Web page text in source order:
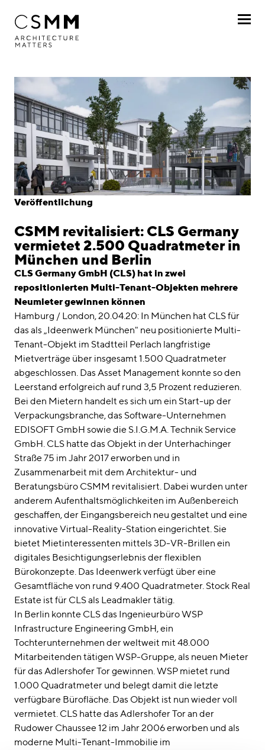
Profil
Leistungen
Projekte
Journal
Awards
Standorte
linkedininstagram
Deutsch
English
Impressum
Veröffentlichung
CSMM revitalisiert: CLS Germany
vermietet 2.500 Quadratmeter in
München und Berlin
CLS Germany GmbH (CLS) hat in zwei
repositionierten Multi-Tenant-Objekten mehrere
Neumieter gewinnen können
Hamburg / London, 20.04.20: In München hat CLS für
das als „Ideenwerk München" neu positionierte Multi-
Tenant-Objekt im Stadtteil Perlach langfristige
Mietverträge über insgesamt 1.500 Quadratmeter
abgeschlossen. Das Asset Management konnte so den
Leerstand erfolgreich auf rund 3,5 Prozent reduzieren.
Bei den Mietern handelt es sich um ein Start-up der
Verpackungsbranche, das Software-Unternehmen
EDISOFT GmbH sowie die S.I.G.M.A. Technik Service
GmbH. CLS hatte das Objekt in der Unterhachinger
Straße 75 im Jahr 2017 erworben und in
Zusammenarbeit mit dem Architektur- und
Beratungsbüro CSMM revitalisiert. Dabei wurden unter
anderem Aufenthaltsmöglichkeiten im Außenbereich
geschaffen, der Eingangsbereich neu gestaltet und eine
innovative Virtual-Reality-Station eingerichtet. Sie
bietet Mietinteressenten mittels 3D-VR-Brillen ein
digitales Besichtigungserlebnis der flexiblen
Bürokonzepte. Das Ideenwerk verfügt über eine
Gesamtfläche von rund 9.400 Quadratmeter. Stock Real
Estate ist für CLS als Leadmakler tätig.
In Berlin konnte CLS das Ingenieurbüro WSP
Infrastructure Engineering GmbH, ein
Tochterunternehmen der weltweit mit 48.000
Mitarbeitenden tätigen WSP-Gruppe, als neuen Mieter
für das Adlershofer Tor gewinnen. WSP mietet rund
1.000 Quadratmeter und belegt damit die letzte
verfügbare Bürofläche. Das Objekt ist nun wieder voll
vermietet. CLS hatte das Adlershofer Tor an der
Rudower Chaussee 12 im Jahr 2006 erworben und als
moderne Multi-Tenant-Immobilie im